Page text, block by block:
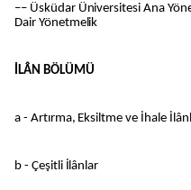
–– Üsküdar Üniversitesi Ana
Dair Yönetmelik
İLÂN BÖLÜMÜ
a - Artırma, Eksiltme ve İhale
b - Çeşitli İlânlar